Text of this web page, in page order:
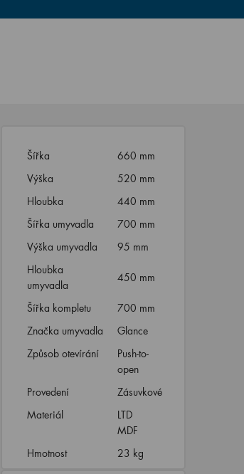
Šířka
660 mm
Výška
520 mm
Hloubka
440 mm
Šířka umyvadla
700 mm
Výška umyvadla
95 mm
Hloubka
umyvadla
450 mm
Šířka kompletu
700 mm
Značka umyvadla
Glance
Způsob otevírání
Push-to-
open
Provedení
Zásuvkové
Materiál
LTD
MDF
Hmotnost
23 kg